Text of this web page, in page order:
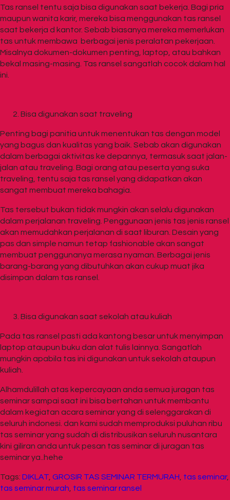
Tas ransel tentu saja bisa digunakan saat bekerja. Bagi pria
maupun wanita karir, mereka bisa menggunakan tas ransel
saat bekerja d kantor. Sebab biasanya mereka memerlukan
tas untuk membawa berbagai jenis peralatan pekerjaan.
Misalnya dokumen-dokumen penting, laptop, atau bahkan
bekal masing-masing. Tas ransel sangatlah cocok dalam hal
ini.
Bisa digunakan saat traveling
Penting bagi panitia untuk menentukan tas dengan model
yang bagus dan kualitas yang baik. Sebab akan digunakan
dalam berbagai aktivitas ke depannya, termasuk saat jalan-
jalan atau traveling. Bagi orang atau peserta yang suka
traveling, tentu saja tas ransel yang didapatkan akan
sangat membuat mereka bahagia.
Tas tersebut bukan tidak mungkin akan selalu digunakan
dalam perjalanan traveling. Penggunaan jenis tas jenis ransel
akan memudahkan perjalanan di saat liburan. Desain yang
pas dan simple namun tetap fashionable akan sangat
membuat penggunanya merasa nyaman. Berbagai jenis
barang-barang yang dibutuhkan akan cukup muat jika
disimpan dalam tas ransel.
Bisa digunakan saat sekolah atau kuliah
Pada tas ransel pasti ada kantong besar untuk menyimpan
laptop ataupun buku dan alat tulis lainnya. Sangatlah
mungkin apabila tas ini digunakan untuk sekolah ataupun
kuliah.
Alhamdulillah atas kepercayaan anda semua juragan tas
seminar sampai saat ini bisa bertahan untuk membantu
dalam kegiatan acara seminar yang di selenggarakan di
seluruh indonesi. dan kami sudah memproduksi puluhan ribu
tas seminar yang sudah di distribusikan seluruh nusantara
kini giliran anda untuk pesan tas seminar di juragan tas
seminar ya..hehe
Tags: DIKLAT GROSIR TAS SEMINAR TERMURAH tas seminar,
tas seminar murah tas seminar ransel